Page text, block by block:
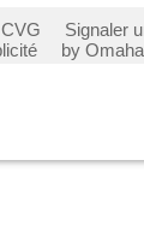
CVG
Signaler
by